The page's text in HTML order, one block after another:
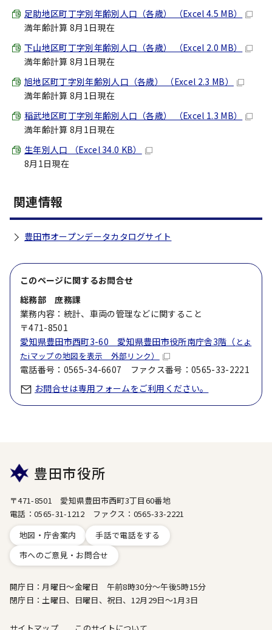
足助地区町丁字別年齢別人口（各歳） （Excel 4.5 MB）
満年齢計算 8月1日現在
下山地区町丁字別年齢別人口（各歳） （Excel 2.0 MB）
満年齢計算 8月1日現在
旭地区町丁字別年齢別人口（各歳） （Excel 2.3 MB）
満年齢計算 8月1日現在
稲武地区町丁字別年齢別人口（各歳） （Excel 1.3 MB）
満年齢計算 8月1日現在
生年別人口 （Excel 34.0 KB）
8月1日現在
関連情報
豊田市オープンデータカタログサイト
このページに関するお問合せ
総務部 庶務課
業務内容：統計、車両の管理などに関すること
〒471-8501
愛知県豊田市西町3-60 愛知県豊田市役所南庁舎3階（ とよ
たiマップの地図を表示 外部リンク）
電話番号：0565-34-6607 ファクス番号：0565-33-2221
お問合せは専用フォームをご利用ください。
豊田市役所
〒471-8501 愛知県豊田市西町3丁目60番地
電話：0565-31-1212 ファクス：0565-33-2221
地図・庁舎案内
手話で電話をする
市へのご意見・お問合せ
開庁日：月曜日～金曜日 午前8時30分～午後5時15分
閉庁日：土曜日、日曜日、祝日、12月29日～1月3日